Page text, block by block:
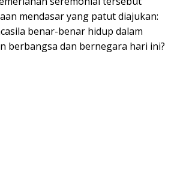
mendasar yang patut diajukan:
benar-benar hidup dalam
berbangsa dan bernegara hari ini?